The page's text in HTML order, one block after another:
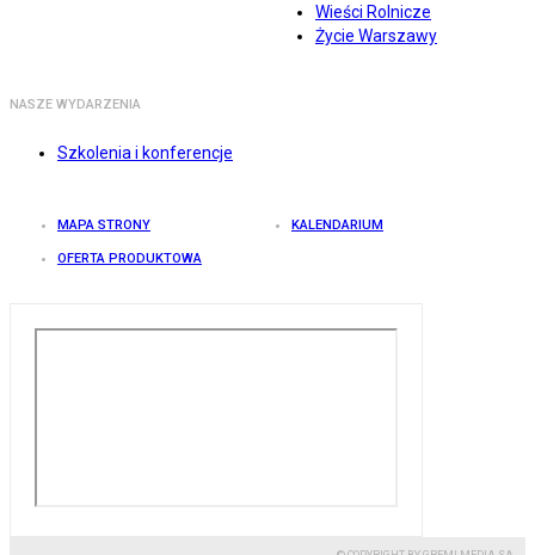
Wieści Rolnicze
Życie Warszawy
NASZE WYDARZENIA
Szkolenia i konferencje
MAPA STRONY KALENDARIUM
OFERTA PRODUKTOWA